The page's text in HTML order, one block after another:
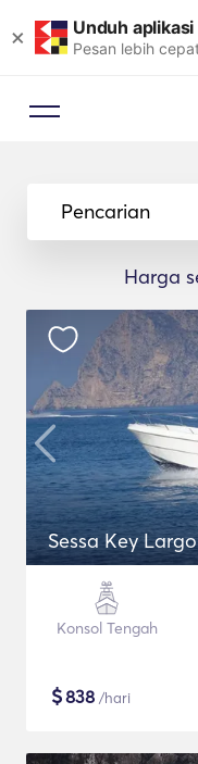
× Unduh aplikasi
Pesan lebih
Pencarian
Harga
Sessa Key
Konsol Tengah
$838 /hari